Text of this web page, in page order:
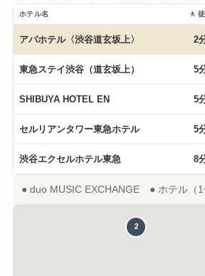
ホテル名 🚶
アパホテル〈渋谷道玄坂上〉 2
東急ステイ渋谷（道玄坂上） 5
SHIBUYA HOTEL EN 5
セルリアンタワー東急ホテル 5
渋谷エクセルホテル東急 8
2
● duo MUSIC EXCHANGE ● ホテル（1